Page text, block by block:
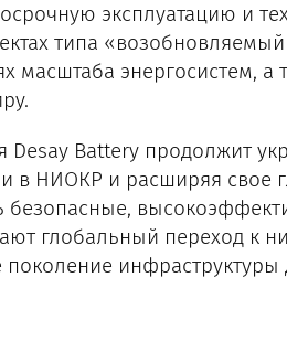
эксплуатацию и
типа
масштаба энергосистем,
Battery продолжит
в НИОКР и расширяя свое
безопасные,
глобальный переход к
инфраструктуры